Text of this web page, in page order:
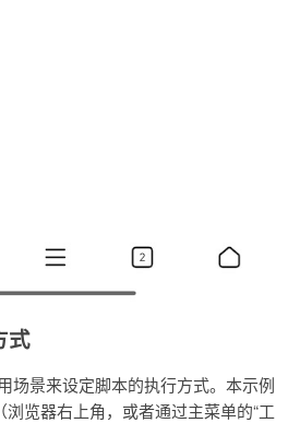
式
场景来设定脚本的执行方式。本示例
浏览器右上角，或者通过主菜单的“工